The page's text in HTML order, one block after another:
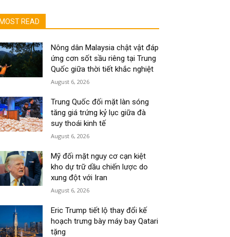
MOST READ
Nông dân Malaysia chật vật đáp
ứng cơn sốt sầu riêng tại Trung
Quốc giữa thời tiết khắc nghiệt
August 6, 2026
Trung Quốc đối mặt làn sóng
tăng giá trứng kỷ lục giữa đà
suy thoái kinh tế
August 6, 2026
Mỹ đối mặt nguy cơ cạn kiệt
kho dự trữ dầu chiến lược do
xung đột với Iran
August 6, 2026
Eric Trump tiết lộ thay đổi kế
hoạch trưng bày máy bay Qatari
tặng